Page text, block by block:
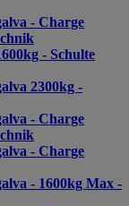
- Charge
- Schulte
2300kg -
- Charge
- Charge
- 1600kg Max -